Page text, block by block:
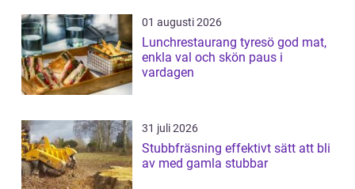
01 augusti 2026
Lunchrestaurang tyresö god mat,
enkla val och skön paus i
vardagen
31 juli 2026
Stubbfräsning effektivt sätt att bli
av med gamla stubbar